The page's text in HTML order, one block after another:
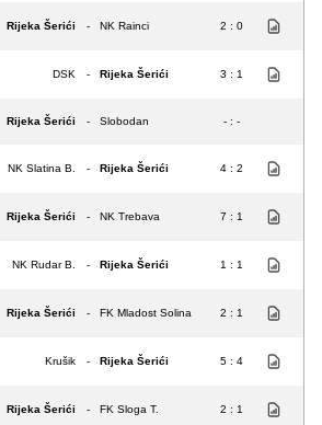
Rijeka Šerići - NK Rainci 2 : 0
DSK - Rijeka Šerići 3 : 1
Rijeka Šerići - Slobodan - : -
NK Slatina B. - Rijeka Šerići 4 : 2
Rijeka Šerići - NK Trebava 7 : 1
NK Rudar B. - Rijeka Šerići 1 : 1
Rijeka Šerići - FK Mladost Solina 2 : 1
Krušik - Rijeka Šerići 5 : 4
Rijeka Šerići - FK Sloga T. 2 : 1